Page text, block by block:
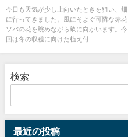
今日も天気が少し上向いたときを狙い、畑
に行ってきました。風にそよぐ可憐な赤花
ソバの花を眺めながら畝に向かいます。今
回は冬の収穫に向けた植え付...
検索
最近の投稿